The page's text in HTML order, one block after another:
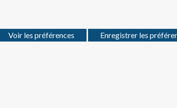
Voir les préférences Enregistrer les